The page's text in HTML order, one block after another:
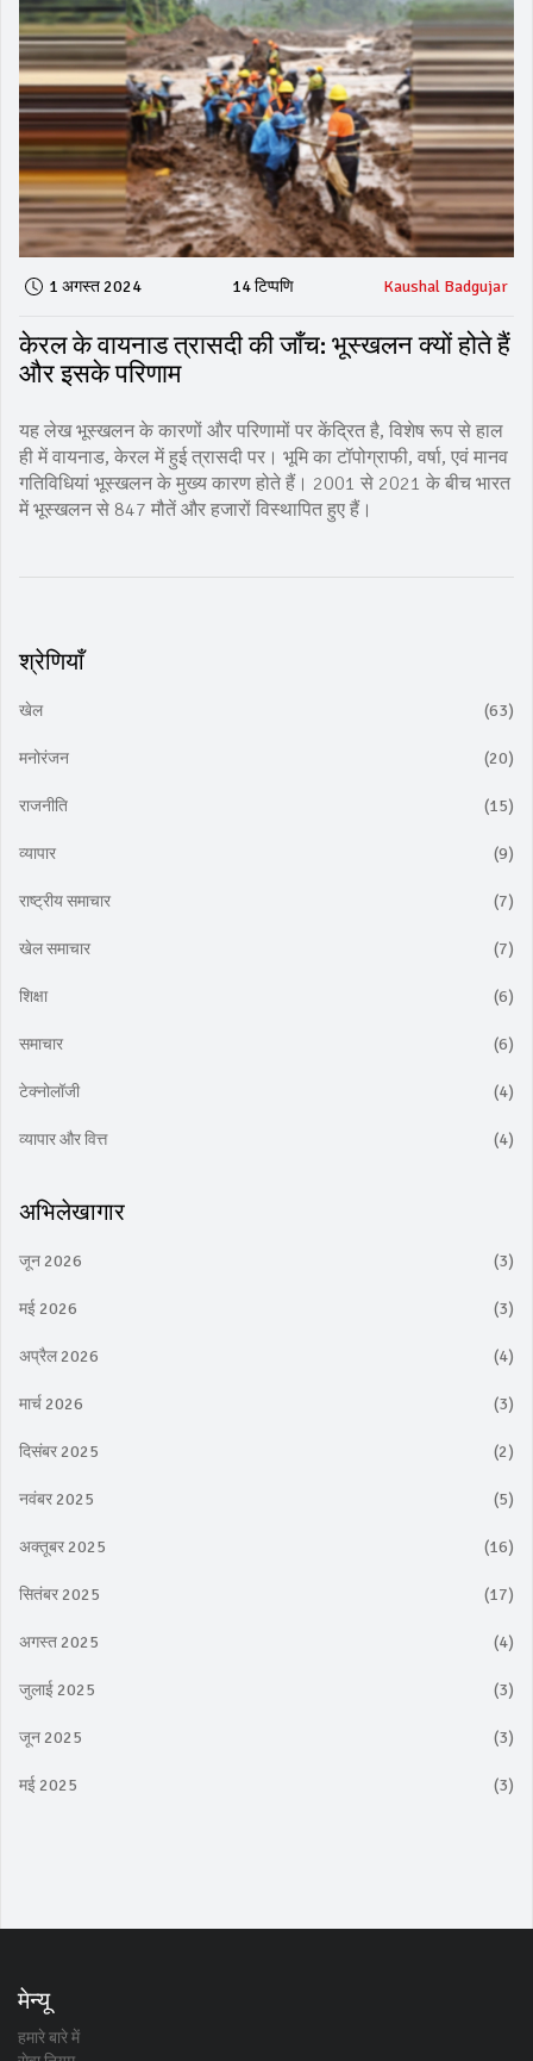
1 अगस्त 2024 14 टिप्पणि Kaushal Badgujar
केरल के वायनाड त्रासदी की जाँच: भूस्खलन क्यों होते हैं
और इसके परिणाम
यह लेख भूस्खलन के कारणों और परिणामों पर केंद्रित है, विशेष रूप से हाल
ही में वायनाड, केरल में हुई त्रासदी पर। भूमि का टॉपोग्राफी, वर्षा, एवं मानव
गतिविधियां भूस्खलन के मुख्य कारण होते हैं। 2001 से 2021 के बीच भारत
में भूस्खलन से 847 मौतें और हजारों विस्थापित हुए हैं।
श्रेणियाँ
खेल (63)
मनोरंजन (20)
राजनीति (15)
व्यापार (9)
राष्ट्रीय समाचार (7)
खेल समाचार (7)
शिक्षा (6)
समाचार (6)
टेक्नोलॉजी (4)
व्यापार और वित्त (4)
अभिलेखागार
जून 2026 (3)
मई 2026 (3)
अप्रैल 2026 (4)
मार्च 2026 (3)
दिसंबर 2025 (2)
नवंबर 2025 (5)
अक्तूबर 2025 (16)
सितंबर 2025 (17)
अगस्त 2025 (4)
जुलाई 2025 (3)
जून 2025 (3)
मई 2025 (3)
मेन्यू
हमारे बारे में